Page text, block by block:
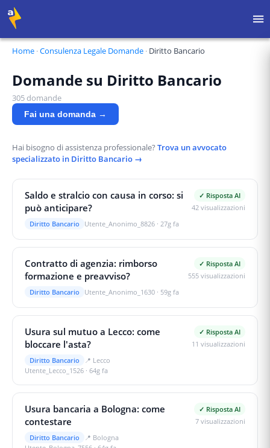
Home ·Consulenza Legale Domande · Diritto Bancario
Domande su Diritto Bancario
305 domande
Fai una domanda →
Hai bisogno di assistenza professionale? Trova un avvocato
specializzato in Diritto Bancario →
Saldo e stralcio con causa in corso: si
può anticipare?
Diritto Bancario Utente_Anonimo_8826 · 27g fa
✓ Risposta AI
42 visualizzazioni
Contratto di agenzia: rimborso
formazione e preavviso?
Diritto Bancario Utente_Anonimo_1630 · 59g fa
✓ Risposta AI
555 visualizzazioni
Usura sul mutuo a Lecco: come
bloccare l'asta?
Diritto Bancario 📍 Lecco
Utente_Lecco_1526 · 64g fa
✓ Risposta AI
11 visualizzazioni
Usura bancaria a Bologna: come
contestare
Diritto Bancario 📍 Bologna
✓ Risposta AI
7 visualizzazioni